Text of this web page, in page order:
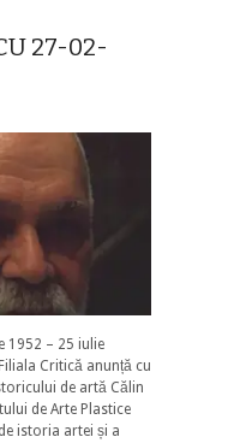
27-02-
1952 – 25 iulie
Critică anunță cu
de artă Călin
de Arte Plastice
istoria artei și a